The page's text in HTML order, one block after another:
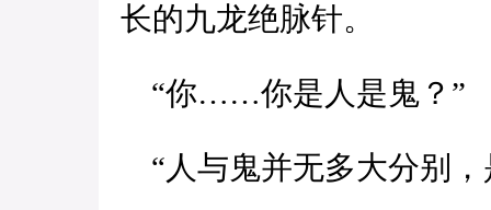
长的九龙绝脉针。
“你……你是人是鬼？”
“人与鬼并无多大分别，